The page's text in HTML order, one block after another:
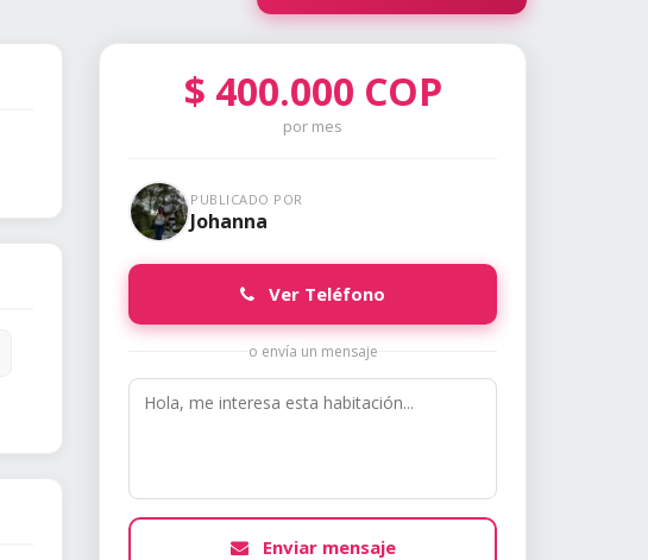
$ 400.000 COP
por mes
PUBLICADO POR
Johanna
Ver Teléfono
o envía un mensaje
Enviar mensaje